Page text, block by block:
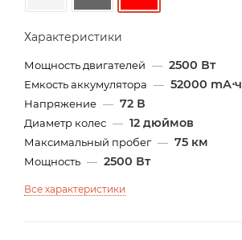
Характеристики
Мощность двигателей — 2500 Вт
Емкость аккумулятора — 52000 mА⋅ч
Напряжение — 72 В
Диаметр колес — 12 дюймов
Максимальный пробег — 75 км
Мощность — 2500 Вт
Все характеристики